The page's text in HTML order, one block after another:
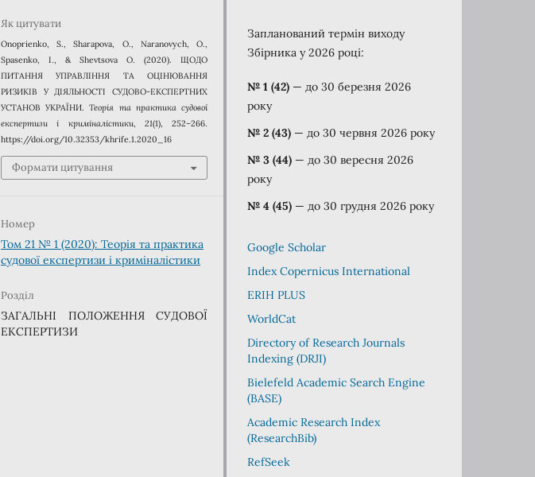
Як цитувати
Onoprienko, S., Sharapova, O., Naranovych, O.,
Spasenko, I., & Shevtsova О. (2020). ЩОДО
ПИТАННЯ УПРАВЛІННЯ ТА ОЦІНЮВАННЯ
РИЗИКІВ У ДІЯЛЬНОСТІ СУДОВО-ЕКСПЕРТНИХ
УСТАНОВ УКРАЇНИ.Теорія та практика судової
експертизи і криміналістики, 21(1), 252–266.
https://doi.org/10.32353/khrife.1.2020_16
Формати цитування
Номер
Том 21 № 1 (2020): Теорія та практика
судової експертизи і криміналістики
Розділ
ЗАГАЛЬНІ ПОЛОЖЕННЯ СУДОВОЇ
ЕКСПЕРТИЗИ
Запланований термін виходу
Збірника у 2026 році:
№ 1 (42) — до 30 березня 2026
року
№ 2 (43) — до 30 червня 2026 року
№ 3 (44) — до 30 вересня 2026
року
№ 4 (45) — до 30 грудня 2026 року
Google Scholar
Index Copernicus International
ERIH PLUS
WorldCat
Directory of Research Journals
Indexing (DRJI)
Bielefeld Academic Search Engine
(BASE)
Academic Research Index
(ResearchBib)
RefSeek